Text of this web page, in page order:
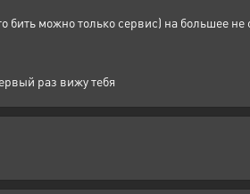
можно только сервис) на большее не
раз вижу тебя